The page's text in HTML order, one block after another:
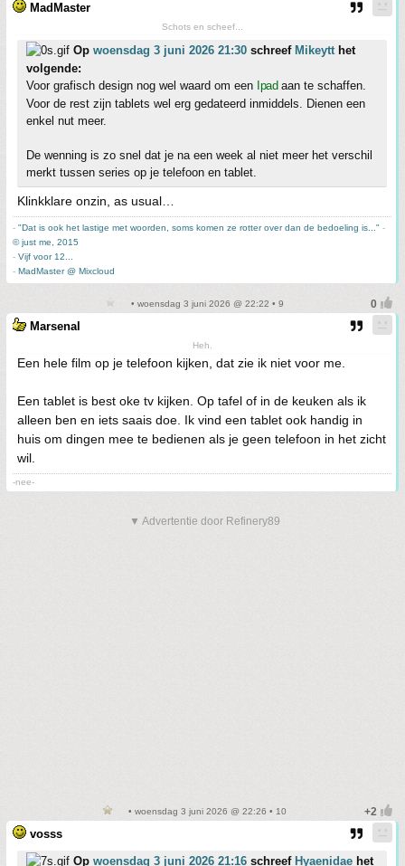
MadMaster
Schots en scheef...
Op woensdag 3 juni 2026 21:30 schreef Mikeytthet
volgende:
Voor grafisch design nog wel waard om een Ipad aan te schaffen.
Voor de rest zijn tablets wel erg gedateerd inmiddels. Dienen een
enkel nut meer.
De wenning is zo snel dat je na een week al niet meer het verschil
merkt tussen series op je telefoon en tablet.
Klinkklare onzin, as usual…
- "Dat is ook het lastige met woorden, soms komen ze rotter over dan de bedoeling is..." -
© just me, 2015
- Vijf voor 12...
- MadMaster @ Mixcloud
• woensdag 3 juni 2026 @ 22:22 • 9
Marsenal
Heh.
Een hele film op je telefoon kijken, dat zie ik niet voor me.
Een tablet is best oke tv kijken. Op tafel of in de keuken als ik
alleen ben en iets saais doe. Ik vind een tablet ook handig in
huis om dingen mee te bedienen als je geen telefoon in het zicht
wil.
-nee-
▼ Advertentie door Refinery89
• woensdag 3 juni 2026 @ 22:26 • 10
vosss
Op woensdag 3 juni 2026 21:16 schreef Hyaenidae het